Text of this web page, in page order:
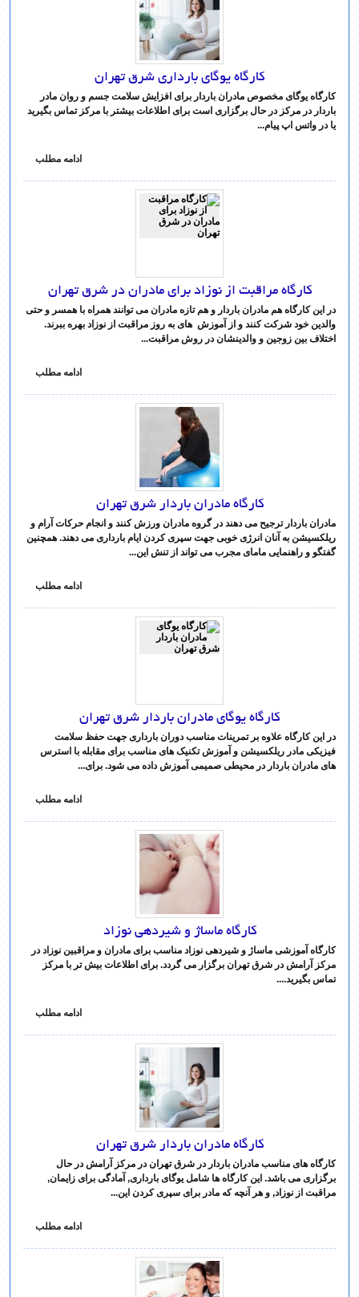
کارگاه یوگای بارداری شرق تهران
کارگاه یوگای مخصوص مادران باردار برای افزایش سلامت جسم و روان مادر
باردار در مرکز در حال برگزاری است برای اطلاعات بیشتر با مرکز تماس بگیرید
یا در واتس اپ پیام...
ادامه مطلب
کارگاه مراقبت از نوزاد برای مادران در شرق تهران
در این کارگاه هم مادران باردار و هم تازه مادران می توانند همراه با همسر و حتی
والدین خود شرکت کنند و از آموزش های به روز مراقبت از نوزاد بهره ببرند.
اختلاف بین زوجین و والدینشان در روش مراقبت...
ادامه مطلب
کارگاه مادران باردار شرق تهران
مادران باردار ترجیح می دهند در گروه مادران ورزش کنند و انجام حرکات آرام و
ریلکسیشن به آنان انرژی خوبی جهت سپری کردن ایام بارداری می دهند. همچنین
گفتگو و راهنمایی مامای مجرب می تواند از تنش این...
ادامه مطلب
کارگاه یوگای مادران باردار شرق تهران
در این کارگاه علاوه بر تمرینات مناسب دوران بارداری جهت حفظ سلامت
فیزیکی مادر ریلکسیشن و آموزش تکنیک های مناسب برای مقابله با استرس
های مادران باردار در محیطی صمیمی آموزش داده می شود. برای...
ادامه مطلب
کارگاه ماساژ و شیردهی نوزاد
کارگاه آموزشی ماساژ و شیردهی نوزاد مناسب برای مادران و مراقبین نوزاد در
مرکز آرامش در شرق تهران برگزار می گردد. برای اطلاعات بیش تر با مرکز
تماس بگیرید....
ادامه مطلب
کارگاه مادران باردار شرق تهران
کارگاه های مناسب مادران باردار در شرق تهران در مرکز آرامش در حال
برگزاری می باشد. این کارگاه ها شامل یوگای بارداری, آمادگی برای زایمان,
مراقبت از نوزاد, و هر آنچه که مادر برای سپری کردن این...
ادامه مطلب